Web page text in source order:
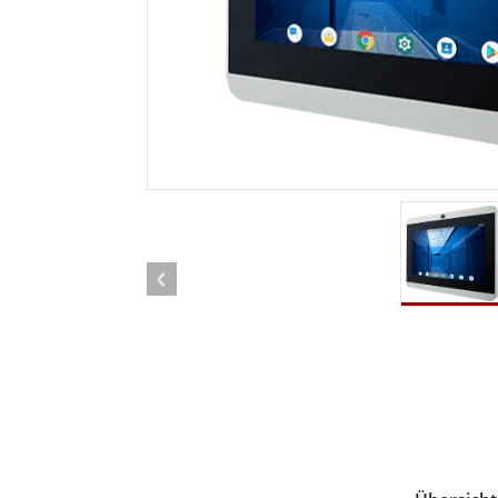
Android Fahrzeugmontierte Computer
Tablet für Fahrzeugmontierte
Robuster Roboter- Öl